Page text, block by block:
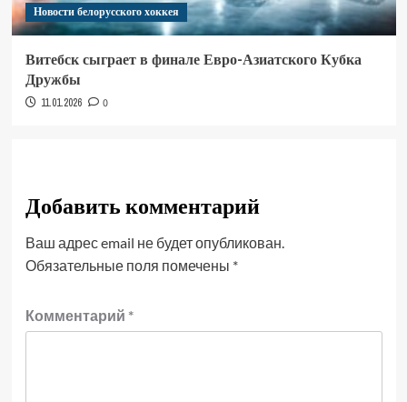
Новости белорусского хоккея
Витебск сыграет в финале Евро-Азиатского Кубка
Дружбы
11.01.2026 0
Добавить комментарий
Ваш адрес email не будет опубликован.
Обязательные поля помечены *
Комментарий *